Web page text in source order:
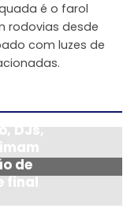
é o farol
rodovias desde
com luzes de
DJs,
de
final